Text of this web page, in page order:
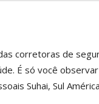
corretoras de
É só você
Suhai, Sul